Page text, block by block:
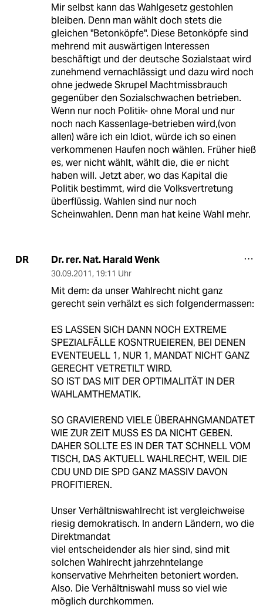
Mir selbst kann das Wahlgesetz gestohlen
bleiben. Denn man wählt doch stets die
gleichen "Betonköpfe". Diese Betonköpfe sind
mehrend mit auswärtigen Interessen
beschäftigt und der deutsche Sozialstaat wird
zunehmend vernachlässigt und dazu wird noch
ohne jedwede Skrupel Machtmissbrauch
gegenüber den Sozialschwachen betrieben.
Wenn nur noch Politik- ohne Moral und nur
noch nach Kassenlage-betrieben wird,(von
allen) wäre ich ein Idiot, würde ich so einen
verkommenen Haufen noch wählen. Früher hieß
es, wer nicht wählt, wählt die, die er nicht
haben will. Jetzt aber, wo das Kapital die
Politik bestimmt, wird die Volksvertretung
überflüssig. Wahlen sind nur noch
Scheinwahlen. Denn man hat keine Wahl mehr.
DR Dr. rer. Nat. Harald Wenk
30.09.2011, 19:11 Uhr
Mit dem: da unser Wahlrecht nicht ganz
gerecht sein verhälzt es sich folgendermassen:
ES LASSEN SICH DANN NOCH EXTREME
SPEZIALFÄLLE KOSNTRUEIEREN, BEI DENEN
EVENTEUELL 1, NUR 1, MANDAT NICHT GANZ
GERECHT VETRETILT WIRD.
SO IST DAS MIT DER OPTIMALITÄT IN DER
WAHLAMTHEMATIK.
SO GRAVIEREND VIELE ÜBERAHNGMANDATET
WIE ZUR ZEIT MUSS ES DA NICHT GEBEN.
DAHER SOLLTE ES IN DER TAT SCHNELL VOM
TISCH, DAS AKTUELL WAHLRECHT, WEIL DIE
CDU UND DIE SPD GANZ MASSIV DAVON
PROFITIEREN.
Unser Verhältniswahlrecht ist vergleichweise
riesig demokratisch. In andern Ländern, wo die
Direktmandat
viel entscheidender als hier sind, sind mit
solchen Wahlrecht jahrzehntelange
konservative Mehrheiten betoniert worden.
Also. Die Verhältniswahl muss so viel wie
möglich durchkommen.